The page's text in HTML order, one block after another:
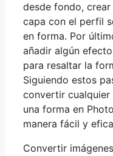
desde fondo, crear
capa con el perfil
en forma. Por
añadir algún
para resaltar la
Siguiendo estos
convertir cualquier
una forma en
manera fácil y
Convertir